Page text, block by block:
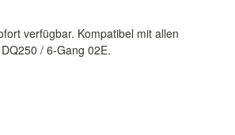
verfügbar. Kompatibel mit allen
/ 6-Gang 02E.